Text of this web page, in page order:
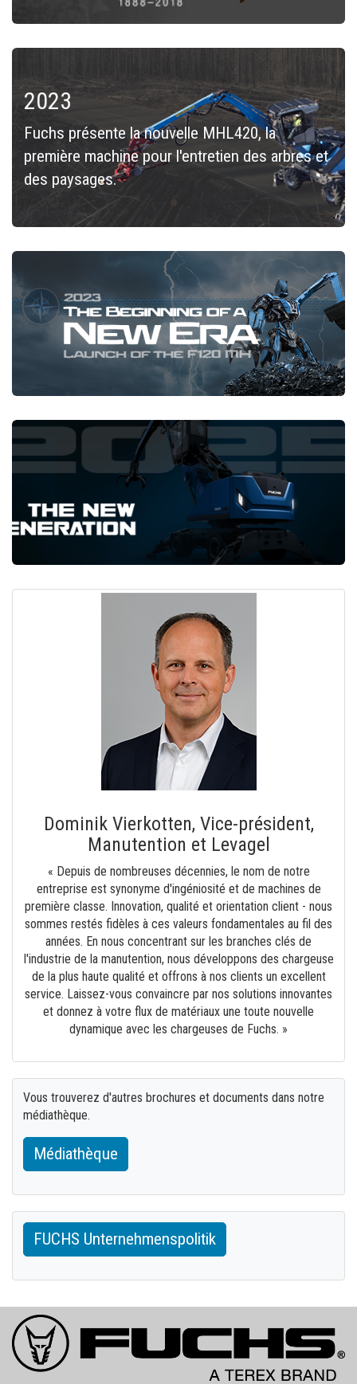
2023
Fuchs présente la nouvelle MHL420, la
première machine pour l'entretien des arbres et
des paysages.
Dominik Vierkotten, Vice-président,
Manutention et Levagel
« Depuis de nombreuses décennies, le nom de notre
entreprise est synonyme d'ingéniosité et de machines de
première classe. Innovation, qualité et orientation client - nous
sommes restés fidèles à ces valeurs fondamentales au fil des
années. En nous concentrant sur les branches clés de
l'industrie de la manutention, nous développons des chargeuse
de la plus haute qualité et offrons à nos clients un excellent
service. Laissez-vous convaincre par nos solutions innovantes
et donnez à votre flux de matériaux une toute nouvelle
dynamique avec les chargeuses de Fuchs. »
Vous trouverez d'autres brochures et documents dans notre
médiathèque.
Médiathèque
FUCHS Unternehmenspolitik